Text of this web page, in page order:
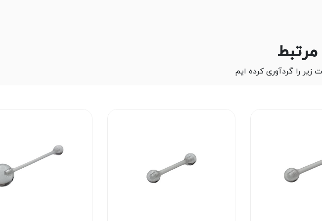
را گردآوری کرده ایم